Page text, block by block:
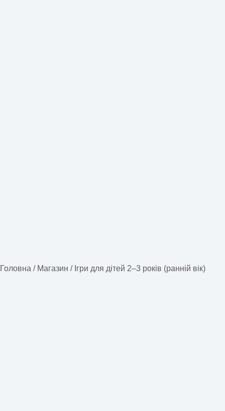
Головна / Магазин / Ігри для дітей 2–3 років (ранній вік)